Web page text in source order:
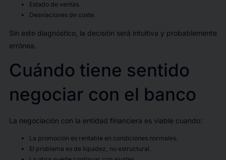
Estado de ventas.
Desviaciones de coste.
Sin este diagnóstico, la decisión será intuitiva y probablemente
errónea.
Cuándo tiene sentido
negociar con el banco
La negociación con la entidad financiera es viable cuando:
La promoción es rentable en condiciones normales.
El problema es de liquidez, no estructural.